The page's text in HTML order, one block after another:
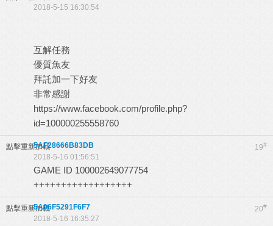
2018-5-15 16:30:54
互解任務
優質魚友
拜託加一下好友
非常感謝
https://www.facebook.com/profile.php?
id=100000255558760
點擊重新加載 19#
5AF28666B83DB
2018-5-16 01:56:51
GAME ID 100002649077754
++++++++++++++++++
點擊重新加載 20#
5A06F5291F6F7
2018-5-16 16:35:27